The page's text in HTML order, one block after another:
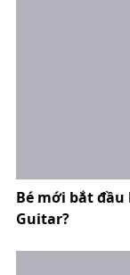
Bé mới bắt đầu
Guitar?